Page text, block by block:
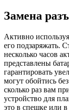
Замена
Активно
его подзаряжать.
несколько часов
представлены
гарантировать
могут обойтись
сколько раз вам
устройство для
это в спешке или в